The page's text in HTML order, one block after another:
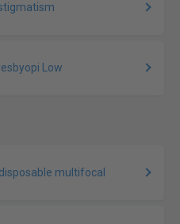
Low
multifocal